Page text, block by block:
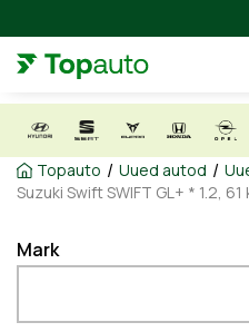
Topauto / Uued autod /
Suzuki Swift SWIFT GL+ * 1.2, 61
Mark